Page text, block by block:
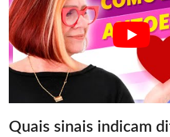
Quais sinais indicam